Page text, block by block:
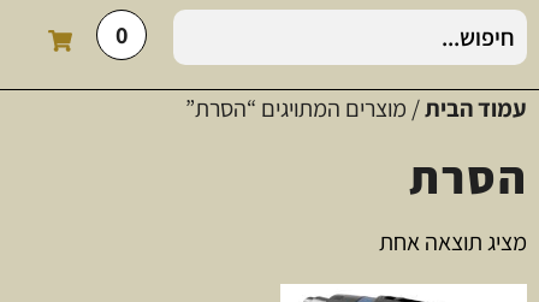
0
עמוד הבית/ מוצרים המתויגים “הסרת”
הסרת
מציג תוצאה אחת